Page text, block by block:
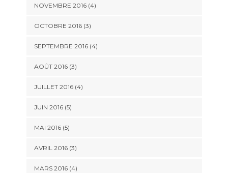
NOVEMBRE 2016(4)
OCTOBRE 2016(3)
SEPTEMBRE 2016(4)
AOÛT 2016(3)
JUILLET 2016(4)
JUIN 2016(5)
MAI 2016(5)
AVRIL 2016(3)
MARS 2016(4)